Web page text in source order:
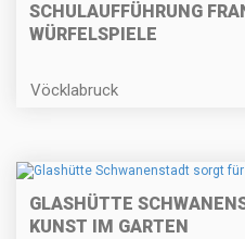
SCHULAUFFÜHRUNG
WÜRFELSPIELE
Vöcklabruck
GLASHÜTTE
KUNST IM GARTEN